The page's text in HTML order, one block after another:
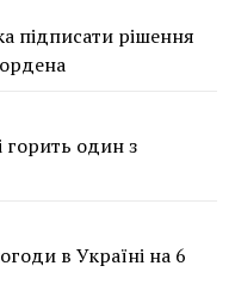
підписати рішення
горить один з
в Україні на 6